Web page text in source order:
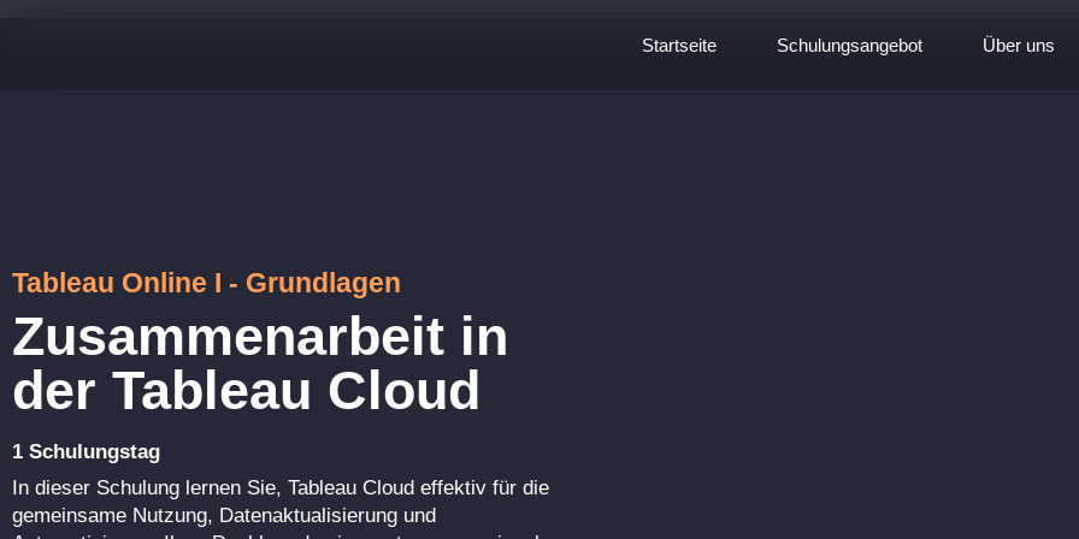
Startseite Schulungsangebot Über uns
Tableau Online I - Grundlagen
Zusammenarbeit in
der Tableau Cloud
1 Schulungstag
In dieser Schulung lernen Sie, Tableau Cloud effektiv für die
gemeinsame Nutzung, Datenaktualisierung und